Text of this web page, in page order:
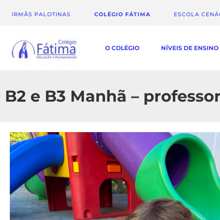
IRMÃS PALOTINAS COLÉGIO FÁTIMA ESCOLA
O COLÉGIO NÍVEIS DE ENSINO
B2 e B3 Manhã –